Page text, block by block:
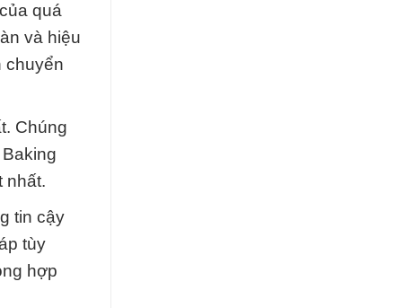
quá
và hiệu
chuyển
Chúng
nhất.
tin cậy
tùy
hợp